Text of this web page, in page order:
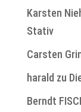
Karsten
Stativ
Carsten
harald zu
Berndt